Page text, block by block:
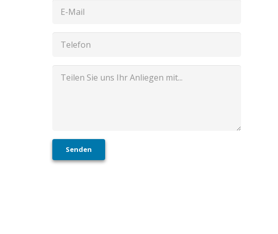
Senden